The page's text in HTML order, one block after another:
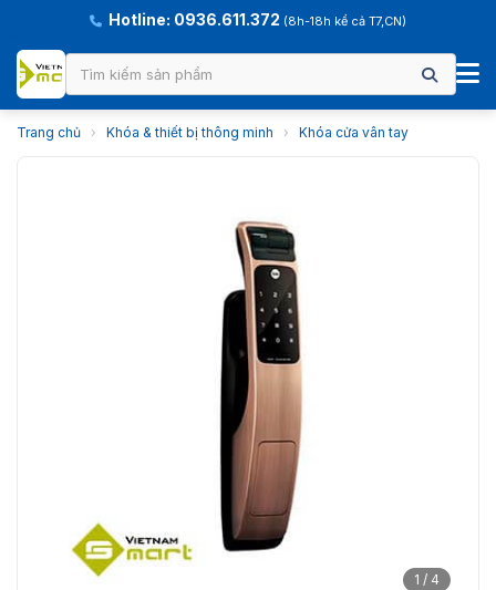
Hotline: 0936.611.372 (8h-18h kể cả T7,CN)
Trang chủ › Khóa & thiết bị thông minh › Khóa cửa vân tay
1 / 4